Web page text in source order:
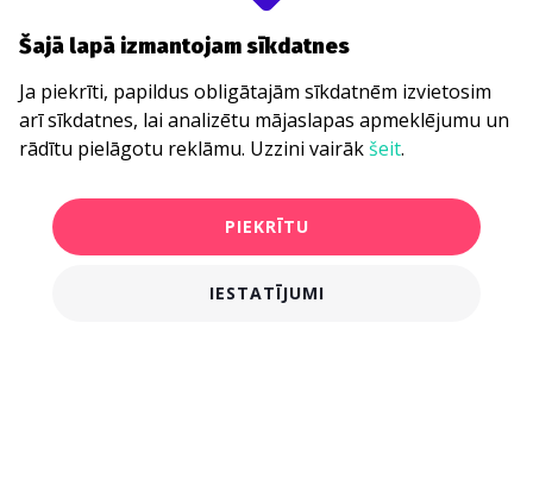
Šajā lapā izmantojam sīkdatnes
Ja piekrīti, papildus obligātajām sīkdatnēm izvietosim
arī sīkdatnes, lai analizētu mājaslapas apmeklējumu un
rādītu pielāgotu reklāmu. Uzzini vairākšeit.
PIEKRĪTU
IESTATĪJUMI